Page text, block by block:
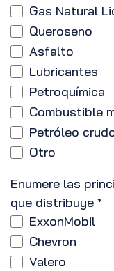
Gas Natural
Queroseno
Asfalto
Lubricantes
Petroquímica
Combustible
Petróleo
Otro
Enumere las
que distribuye *
ExxonMobil
Chevron
Valero